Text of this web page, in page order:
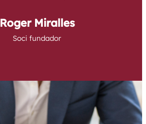
Roger Miralles
Soci fundador